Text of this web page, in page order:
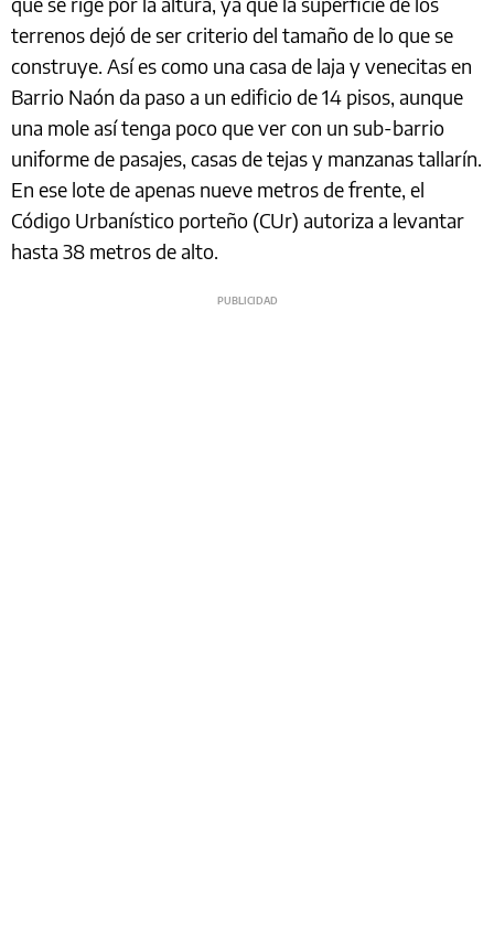
terrenos dejó de ser criterio del tamaño de lo que se
construye. Así es como una casa de laja y venecitas en
Barrio Naón da paso a un edificio de 14 pisos, aunque
una mole así tenga poco que ver con un sub-barrio
uniforme de pasajes, casas de tejas y manzanas tallarín.
En ese lote de apenas nueve metros de frente, el
Código Urbanístico porteño (CUr) autoriza a levantar
hasta 38 metros de alto.